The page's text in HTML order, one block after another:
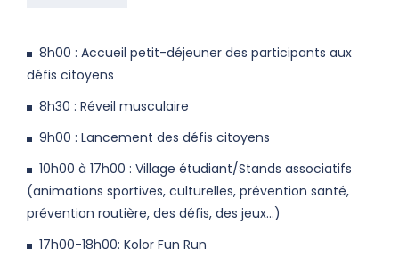
8h00 : Accueil petit-déjeuner des participants aux
défis citoyens
8h30 : Réveil musculaire
9h00 : Lancement des défis citoyens
10h00 à 17h00 : Village étudiant/Stands associatifs
(animations sportives, culturelles, prévention santé,
prévention routière, des défis, des jeux...)
17h00-18h00: Kolor Fun Run